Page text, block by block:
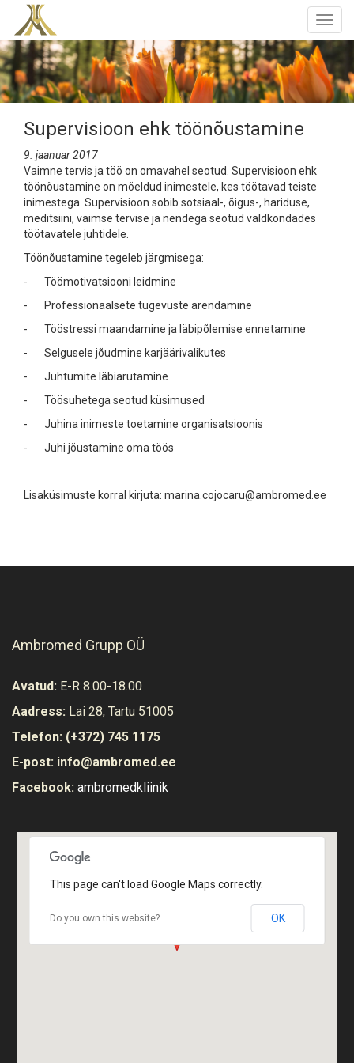
Supervisioon ehk töönõustamine
9. jaanuar 2017
Vaimne tervis ja töö on omavahel seotud. Supervisioon ehk
töönõustamine on mõeldud inimestele, kes töötavad teiste
inimestega. Supervisioon sobib sotsiaal-, õigus-, hariduse,
meditsiini, vaimse tervise ja nendega seotud valdkondades
töötavatele juhtidele.
Töönõustamine tegeleb järgmisega:
- Töömotivatsiooni leidmine
- Professionaalsete tugevuste arendamine
- Tööstressi maandamine ja läbipõlemise ennetamine
- Selgusele jõudmine karjäärivalikutes
- Juhtumite läbiarutamine
- Töösuhetega seotud küsimused
- Juhina inimeste toetamine organisatsioonis
- Juhi jõustamine oma töös
Lisaküsimuste korral kirjuta: marina.cojocaru@ambromed.ee
Ambromed Grupp OÜ
Avatud: E-R 8.00-18.00
Aadress: Lai 28, Tartu 51005
Telefon: (+372) 745 1175
E-post: info@ambromed.ee
Facebook: ambromedkliinik
This page can't load Google Maps correctly.
Do you own this website? OK